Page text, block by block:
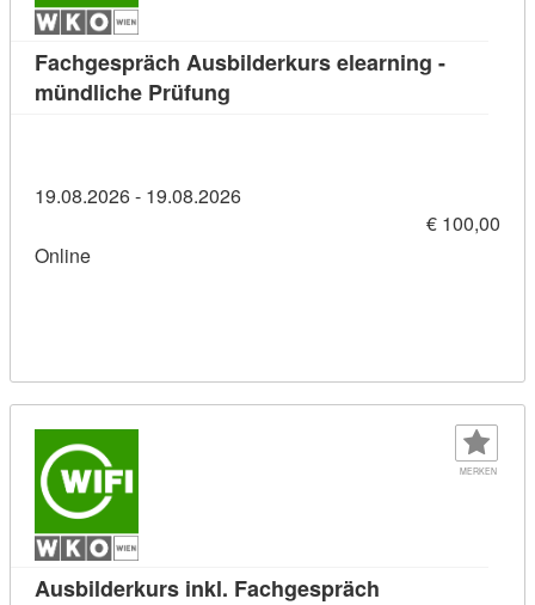
Fachgespräch Ausbilderkurs elearning -
mündliche Prüfung
19.08.2026 - 19.08.2026
€ 100,00
Online
MERKEN
Ausbilderkurs inkl. Fachgespräch